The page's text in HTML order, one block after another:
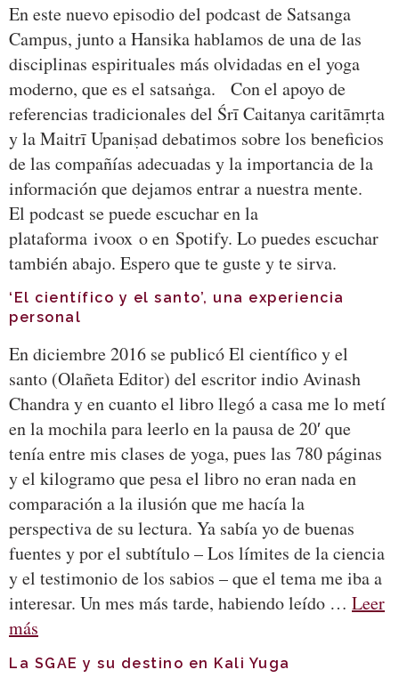
En este nuevo episodio del podcast de Satsanga
Campus, junto a Hansika hablamos de una de las
disciplinas espirituales más olvidadas en el yoga
moderno, que es el satsaṅga. Con el apoyo de
referencias tradicionales del Śrī Caitanya caritāmṛta
y la Maitrī Upaniṣad debatimos sobre los beneficios
de las compañías adecuadas y la importancia de la
información que dejamos entrar a nuestra mente.
El podcast se puede escuchar en la
plataforma ivoox o en Spotify. Lo puedes escuchar
también abajo. Espero que te guste y te sirva.
‘El científico y el santo’, una experiencia
personal
En diciembre 2016 se publicó El científico y el
santo (Olañeta Editor) del escritor indio Avinash
Chandra y en cuanto el libro llegó a casa me lo metí
en la mochila para leerlo en la pausa de 20′ que
tenía entre mis clases de yoga, pues las 780 páginas
y el kilogramo que pesa el libro no eran nada en
comparación a la ilusión que me hacía la
perspectiva de su lectura. Ya sabía yo de buenas
fuentes y por el subtítulo – Los límites de la ciencia
y el testimonio de los sabios – que el tema me iba a
interesar. Un mes más tarde, habiendo leído … Leer
más
La SGAE y su destino en Kali Yuga